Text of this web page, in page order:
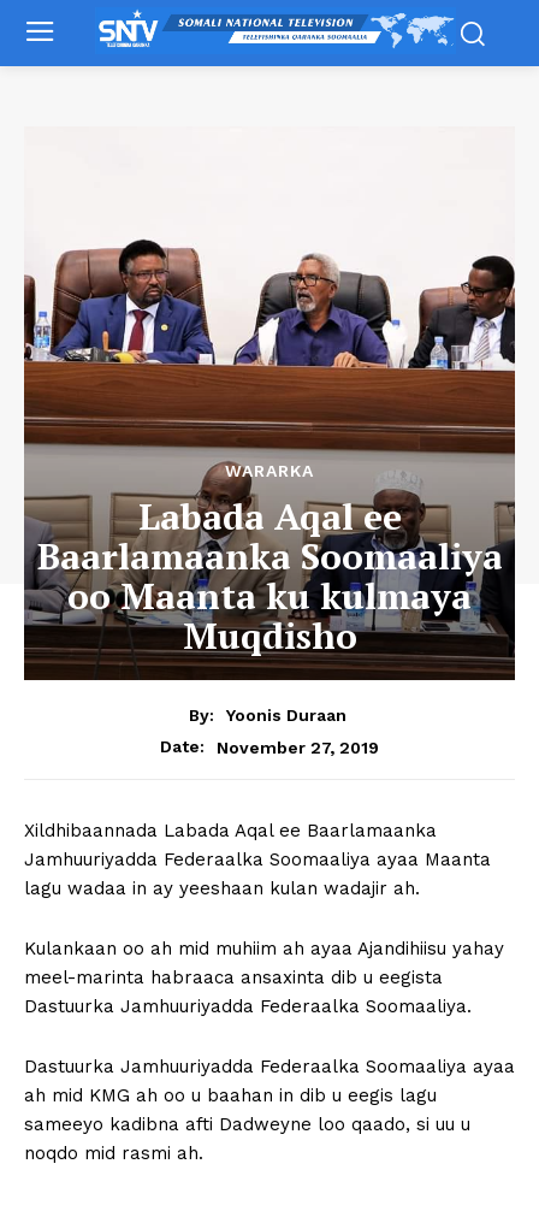
WARARKA
Labada Aqal ee
Baarlamaanka Soomaaliya
oo Maanta ku kulmaya
Muqdisho
By:
Yoonis Duraan
Date:
November 27, 2019
Xildhibaannada Labada Aqal ee Baarlamaanka
Jamhuuriyadda Federaalka Soomaaliya ayaa Maanta
lagu wadaa in ay yeeshaan kulan wadajir ah.
Kulankaan oo ah mid muhiim ah ayaa Ajandihiisu yahay
meel-marinta habraaca ansaxinta dib u eegista
Dastuurka Jamhuuriyadda Federaalka Soomaaliya.
Dastuurka Jamhuuriyadda Federaalka Soomaaliya ayaa
ah mid KMG ah oo u baahan in dib u eegis lagu
sameeyo kadibna afti Dadweyne loo qaado, si uu u
noqdo mid rasmi ah.